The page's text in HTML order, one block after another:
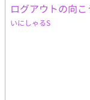
ログアウトの向こ
いにしゃるS